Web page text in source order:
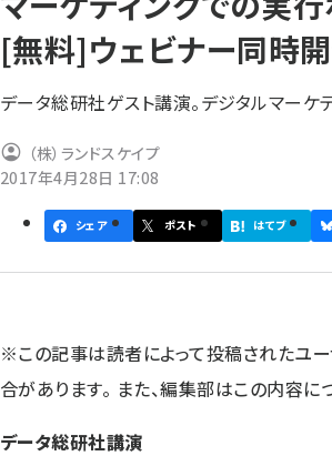
く
ず
[無料]ウェビナー同時
データ総研社ゲスト講演。デジタルマーケ
（株）ランドスケイプ
2017年4月28日 17:08
シェア ポスト はてブ
※この記事は読者によって投稿されたユ
合があります。 また、編集部はこの内容に
データ総研社講演